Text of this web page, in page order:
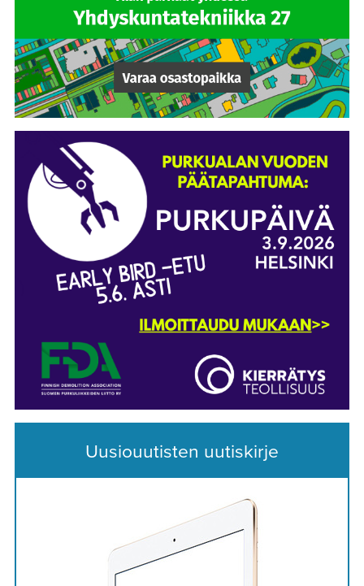
Uusiouutisten uutiskirje